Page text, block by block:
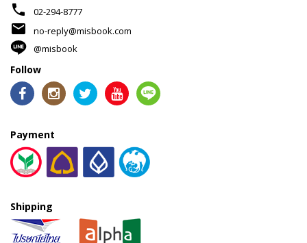
phone 02-294-8777
mail
no-reply@misbook.com
@misbook
Follow
Payment
Shipping